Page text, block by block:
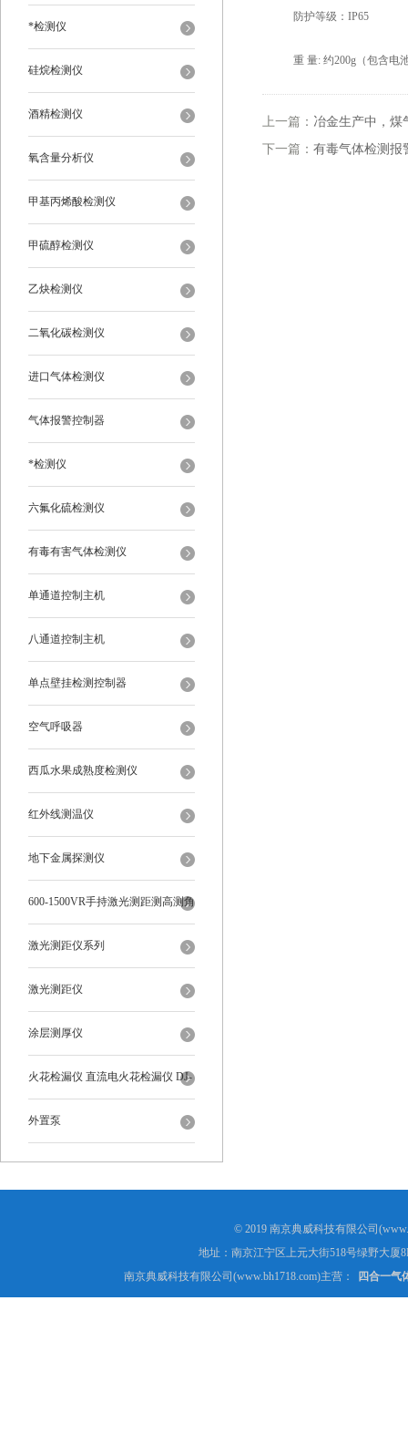
*检测仪
硅烷检测仪
酒精检测仪
氧含量分析仪
甲基丙烯酸检测仪
甲硫醇检测仪
乙炔检测仪
二氧化碳检测仪
进口气体检测仪
气体报警控制器
*检测仪
六氟化硫检测仪
有毒有害气体检测仪
单通道控制主机
八通道控制主机
单点壁挂检测控制器
空气呼吸器
西瓜水果成熟度检测仪
红外线测温仪
地下金属探测仪
600-1500VR手持激光测距测高测角
多功能
激光测距仪系列
激光测距仪
涂层测厚仪
火花检漏仪 直流电火花检漏仪 DJ-
6-A型
外置泵
防护等级：IP65
重 量: 约200g（包含电
上一篇： 冶金生产中，煤
下一篇： 有毒气体检测报
© 2019 南京典威科技有限公司
地址：南京江宁区上元大街518号绿野大厦
南京典威科技有限公司(www.bh1718.com)主营：
四合一气